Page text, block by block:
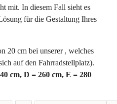
mit. In diesem Fall sieht es
für die Gestaltung Ihres
20 cm bei unserer , welches
auf den Fahrradstellplatz).
cm, D = 260 cm, E = 280